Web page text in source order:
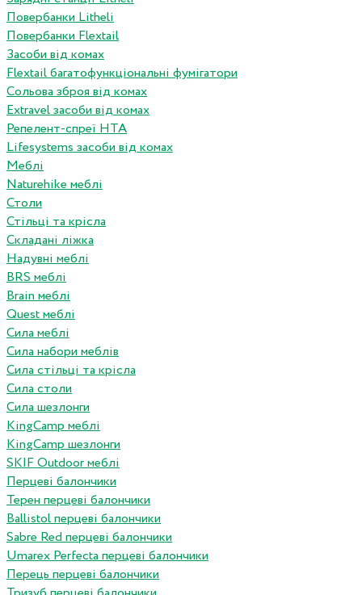
Повербанки Litheli
Повербанки Flextail
Засоби від комах
Flextail багатофункціональні фумігатори
Сольова зброя від комах
Extravel засоби від комах
Репелент-спреї HTA
Lifesystems засоби від комах
Меблі
Naturehike меблі
Столи
Стільці та крісла
Складані ліжка
Надувні меблі
BRS меблі
Brain меблі
Quest меблі
Сила меблі
Сила набори меблів
Сила стільці та крісла
Сила столи
Сила шезлонги
KingCamp меблі
KingCamp шезлонги
SKIF Outdoor меблі
Перцеві балончики
Терен перцеві балончики
Ballistol перцеві балончики
Sabre Red перцеві балончики
Umarex Perfecta перцеві балончики
Перець перцеві балончики